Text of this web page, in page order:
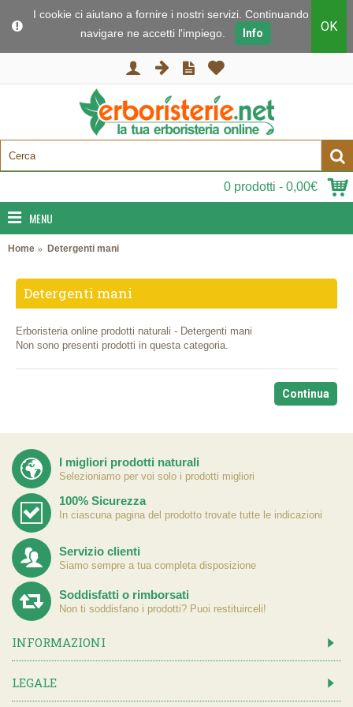
I cookie ci aiutano a fornire i nostri servizi. Continuando a
navigare ne accetti l'impiego.
Info OK
0 prodotti - 0,00€
MENU
Home Detergenti mani
Detergenti mani
Erboristeria online prodotti naturali - Detergenti mani
Non sono presenti prodotti in questa categoria.
Continua
I migliori prodotti naturali
Selezioniamo per voi solo i prodotti migliori
100% Sicurezza
In ciascuna pagina del prodotto trovate tutte le indicazioni
Servizio clienti
Siamo sempre a tua completa disposizione
Soddisfatti o rimborsati
Non ti soddisfano i prodotti? Puoi restituirceli!
INFORMAZIONI
LEGALE